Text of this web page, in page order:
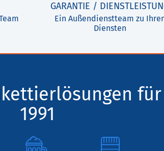
GARANTIE /
Ein Außendienstteam zu
Diensten
1991